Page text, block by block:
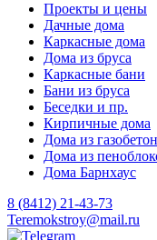
Проекты и цены
Дачные дома
Каркасные дома
Дома из бруса
Каркасные бани
Бани из бруса
Беседки и пр.
Кирпичные дома
Дома из
Дома из
Дома Барнхаус
8 (8412) 21-43-73
Teremokstroy@mail.ru